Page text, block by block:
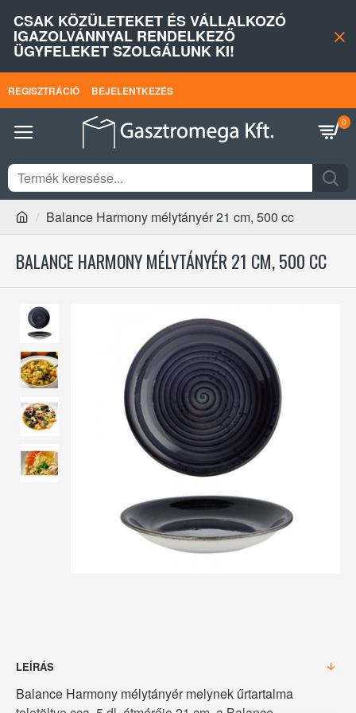
CSAK KÖZÜLETEKET ÉS VÁLLALKOZÓ
IGAZOLVÁNNYAL RENDELKEZŐ
ÜGYFELEKET SZOLGÁLUNK KI!
REGISZTRÁCIÓ BEJELENTKEZÉS
0
Balance Harmony mélytányér 21 cm, 500 cc
BALANCE HARMONY MÉLYTÁNYÉR 21 CM, 500 CC
LEÍRÁS
Balance Harmony mélytányér melynek űrtartalma